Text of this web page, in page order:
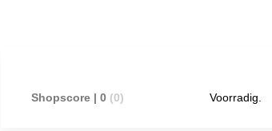
Shopscore | 0(0) Voorradig.